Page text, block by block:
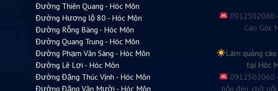
Đường Thiên Quang - Hóc Môn
Đường Hương lộ 80 - Hóc Môn
Đường Rỗng Bàng - Hóc Môn
Đường Quang Trung - Hóc Môn
Đường Phạm Văn Sáng - Hóc Môn
Đường Lê Lợi - Hóc Môn
Đường Đặng Thúc Vịnh - Hóc Môn
Đường Đặng Văn Mười - Hóc Môn
0912502060
Cáo Góc
Làm quảng
tại Hóc
0912502060
hộp đèn, chữ